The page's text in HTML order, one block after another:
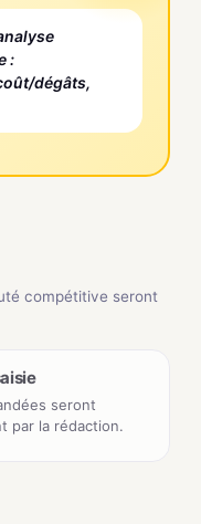
:
dégâts,
compétitive seront
seront
par la rédaction.